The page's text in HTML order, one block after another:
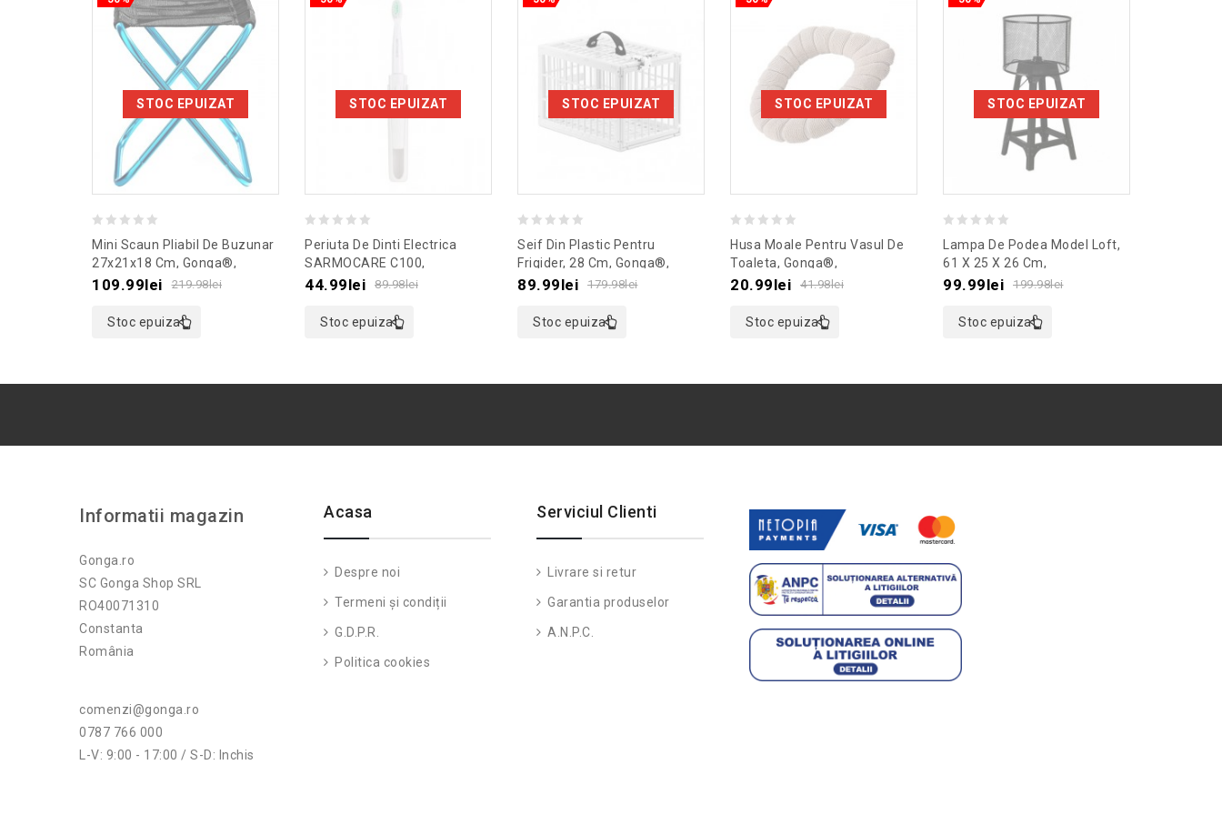
STOC EPUIZAT
out
of
Mini Scaun Pliabil De Buzunar
27x21x18 Cm, Gonga®,
Culoaremodel Albastru
219.98lei
109.99lei
Stoc epuizat
STOC EPUIZAT
out
of
Periuta De Dinti Electrica
SARMOCARE C100,
Culoaremodel Alb
89.98lei
44.99lei
Stoc epuizat
STOC EPUIZAT
out
of
Seif Din Plastic Pentru
Frigider, 28 Cm, Gonga®,
Culoaremodel Alb
179.98lei
89.99lei
Stoc epuizat
STOC EPUIZAT
out
of
Husa Moale Pentru Vasul De
Toaleta, Gonga®,
Culoaremodel Bej
41.98lei
20.99lei
Stoc epuizat
STOC EPUIZAT
out
of
Lampa De Podea Model Loft,
61 X 25 X 26 Cm,
Culoaremodel Negru
199.98lei
99.99lei
Stoc epuizat
Informatii magazin
Gonga.ro
SC Gonga Shop SRL
RO40071310
Constanta
România
comenzi@gonga.ro
0787 766 000
L-V: 9:00 - 17:00 / S-D: Inchis
Acasa
Despre noi
Termeni și condiții
G.D.P.R.
Politica cookies
Serviciul Clienti
Livrare si retur
Garantia produselor
A.N.P.C.